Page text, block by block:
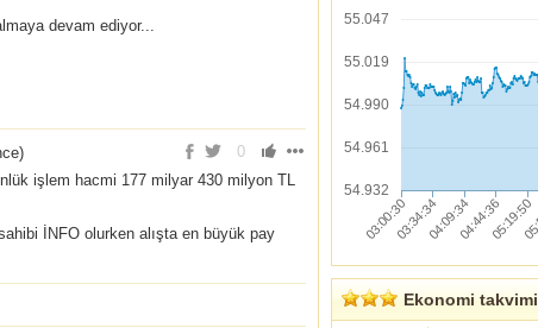
devam ediyor...
0
)
işlem hacmi 177 milyar 430 milyon TL
İNFO olurken alışta en büyük pay
55.047
55.019
54.990
54.961
54.932
Ekonomi takvimi